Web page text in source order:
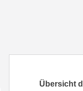
Übersicht